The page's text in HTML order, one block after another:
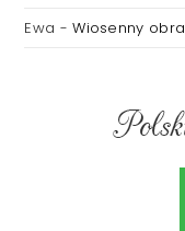
Ewa -Wiosenny